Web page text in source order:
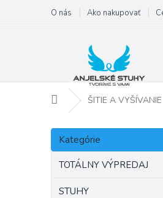
obsah
O nás Ako nakupovať
DomovŠITIE A VYŠÍVANIE
B
č
Preskočiť
kategórie
Kategórie
TOTÁLNY VÝPREDAJ
STUHY